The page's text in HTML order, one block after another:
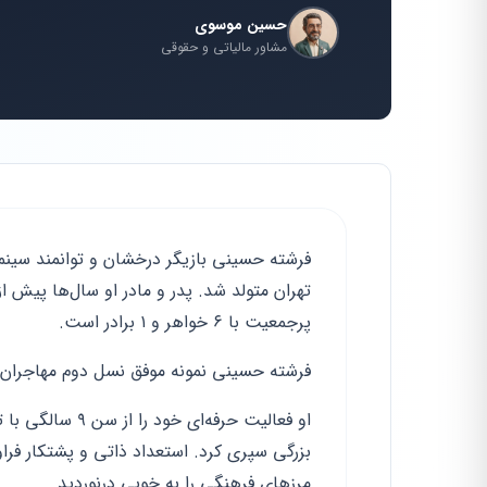
حسین موسوی
مشاور مالیاتی و حقوقی
تهران متولد شد. پدر و مادر او سال‌ها پیش
پرجمعیت با ۶ خواهر و ۱ برادر است.
فرشته حسینی نمونه موفق نسل دوم
او فعالیت
بزرگی سپری کرد. استعداد ذاتی و پشتکار